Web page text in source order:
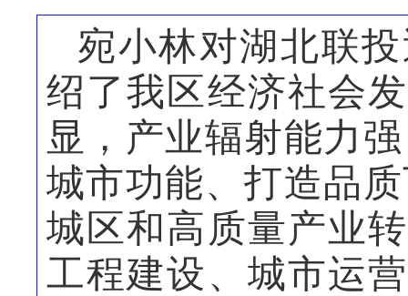
宛小林对湖北联
绍了我区经济社会
显，产业辐射能力
城市功能、打造品
城区和高质量产业
工程建设、城市运